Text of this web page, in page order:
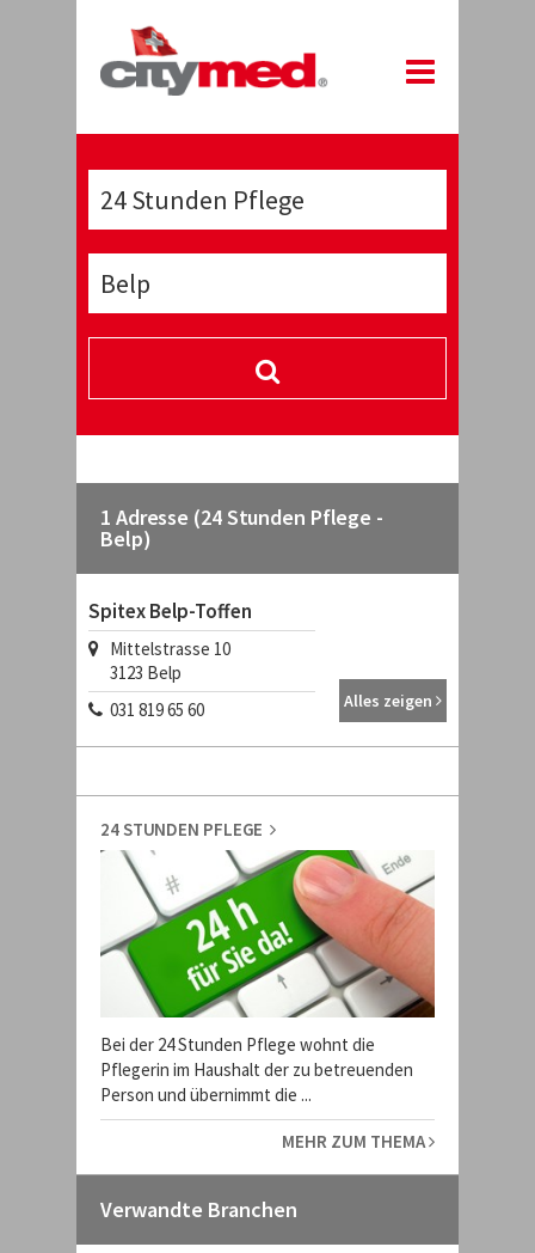
1 Adresse (24 Stunden Pflege -
Belp)
Spitex Belp-Toffen
Mittelstrasse 10
3123 Belp
031 819 65 60
Alles zeigen
24 STUNDEN PFLEGE
Bei der 24 Stunden Pflege wohnt die
Pflegerin im Haushalt der zu betreuenden
Person und übernimmt die ...
MEHR ZUM THEMA
Verwandte Branchen